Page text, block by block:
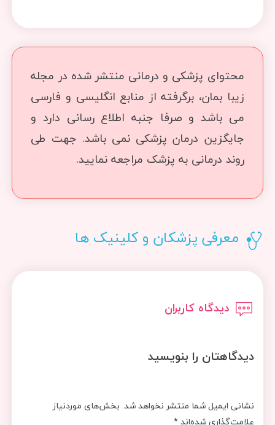
محتوای پزشکی و درمانی منتشر شده در مجله
زیبا بمان، برگرفته از منابع انگلیسی و فارسی
می باشد و صرفا جنبه اطلاع رسانی دارد و
جایگزین درمان پزشکی نمی باشد. جهت طی
روند درمانی به پزشک مراجعه نمایید.
معرفی پزشکان و کلینیک ها
دیدگاه کاربران
دیدگاهتان را بنویسید
نشانی ایمیل شما منتشر نخواهد شد. بخش‌های موردنیاز
علامت‌گذاری شده‌اند*